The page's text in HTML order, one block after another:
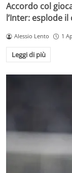
Accordo col
l’Inter: esplode
Alessio Lento 1
Leggi di più